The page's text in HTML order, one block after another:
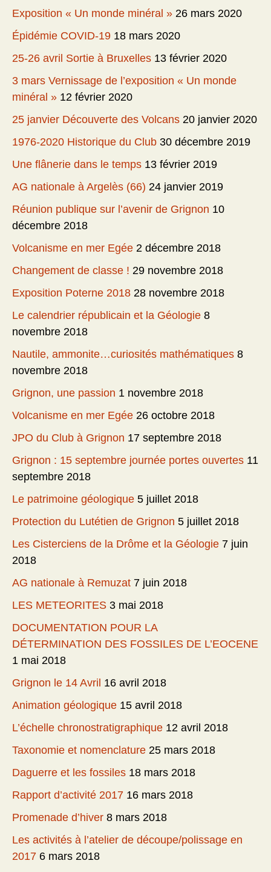
Exposition « Un monde minéral » 26 mars 2020
Épidémie COVID-19 18 mars 2020
25-26 avril Sortie à Bruxelles 13 février 2020
3 mars Vernissage de l’exposition « Un monde
minéral » 12 février 2020
25 janvier Découverte des Volcans 20 janvier 2020
1976-2020 Historique du Club 30 décembre 2019
Une flânerie dans le temps 13 février 2019
AG nationale à Argelès (66) 24 janvier 2019
Réunion publique sur l’avenir de Grignon 10
décembre 2018
Volcanisme en mer Egée 2 décembre 2018
Changement de classe ! 29 novembre 2018
Exposition Poterne 2018 28 novembre 2018
Le calendrier républicain et la Géologie 8
novembre 2018
Nautile, ammonite…curiosités mathématiques 8
novembre 2018
Grignon, une passion 1 novembre 2018
Volcanisme en mer Egée 26 octobre 2018
JPO du Club à Grignon 17 septembre 2018
Grignon : 15 septembre journée portes ouvertes 11
septembre 2018
Le patrimoine géologique 5 juillet 2018
Protection du Lutétien de Grignon 5 juillet 2018
Les Cisterciens de la Drôme et la Géologie 7 juin
2018
AG nationale à Remuzat 7 juin 2018
LES METEORITES 3 mai 2018
DOCUMENTATION POUR LA
DÉTERMINATION DES FOSSILES DE L’EOCENE
1 mai 2018
Grignon le 14 Avril 16 avril 2018
Animation géologique 15 avril 2018
L’échelle chronostratigraphique 12 avril 2018
Taxonomie et nomenclature 25 mars 2018
Daguerre et les fossiles 18 mars 2018
Rapport d’activité 2017 16 mars 2018
Promenade d’hiver 8 mars 2018
Les activités à l’atelier de découpe/polissage en
2017 6 mars 2018